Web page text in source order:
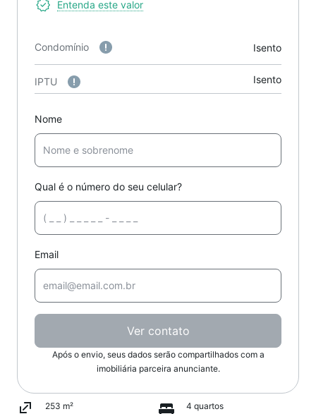
Entenda este valor
Condomínio Isento
IPTU Isento
Nome
Qual é o número do seu celular?
Email
Ver contato
Após o envio, seus dados serão compartilhados com a
imobiliária parceira anunciante.
253 m²
4 quartos